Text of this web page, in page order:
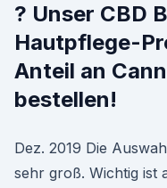
? Unser CBD
Hautpflege-
Anteil an
bestellen!
Dez. 2019 Die
sehr groß. Wichtig ist